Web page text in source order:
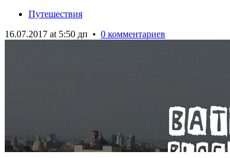
Путешествия
16.07.2017 at 5:50 дп • 0 комментариев